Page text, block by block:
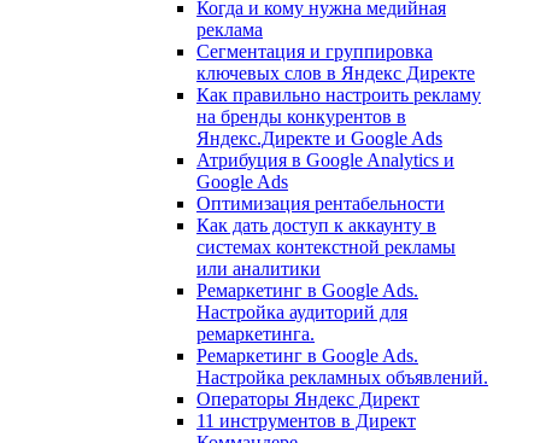
Когда и кому нужна медийная
реклама
Сегментация и группировка
ключевых слов в Яндекс Директе
Как правильно настроить рекламу
на бренды конкурентов в
Яндекс.Директе и Google Ads
Атрибуция в Google Analytics и
Google Ads
Оптимизация рентабельности
Как дать доступ к аккаунту в
системах контекстной рекламы
или аналитики
Ремаркетинг в Google Ads.
Настройка аудиторий для
ремаркетинга.
Ремаркетинг в Google Ads.
Настройка рекламных объявлений.
Операторы Яндекс Директ
11 инструментов в Директ